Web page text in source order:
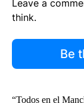
Leave a
think.
Be
“Todos en el